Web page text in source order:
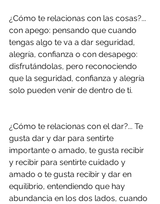
¿Cómo te relacionas con las cosas?...
con apego: pensando que cuando
tengas algo te va a dar seguridad,
alegría, confianza o con desapego:
disfrutándolas, pero reconociendo
que la seguridad, confianza y alegría
solo pueden venir de dentro de ti.
¿Cómo te relacionas con el dar?... Te
gusta dar y dar para sentirte
importante o amado, te gusta recibir
y recibir para sentirte cuidado y
amado o te gusta recibir y dar en
equilibrio, entendiendo que hay
abundancia en los dos lados, cuando